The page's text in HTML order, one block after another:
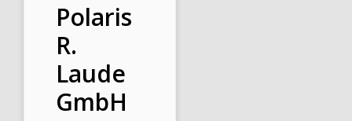
Polaris
R.
Laude
GmbH